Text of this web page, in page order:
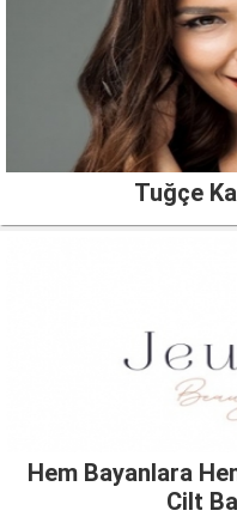
Tuğçe
Hem Bayanlara
Cilt